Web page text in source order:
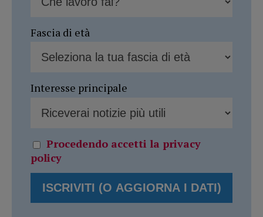
Fascia di età
Interesse principale
Procedendo accetti la privacy
policy